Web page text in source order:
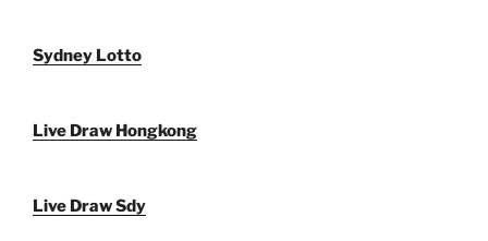
Sydney Lotto
Live Draw Hongkong
Live Draw Sdy